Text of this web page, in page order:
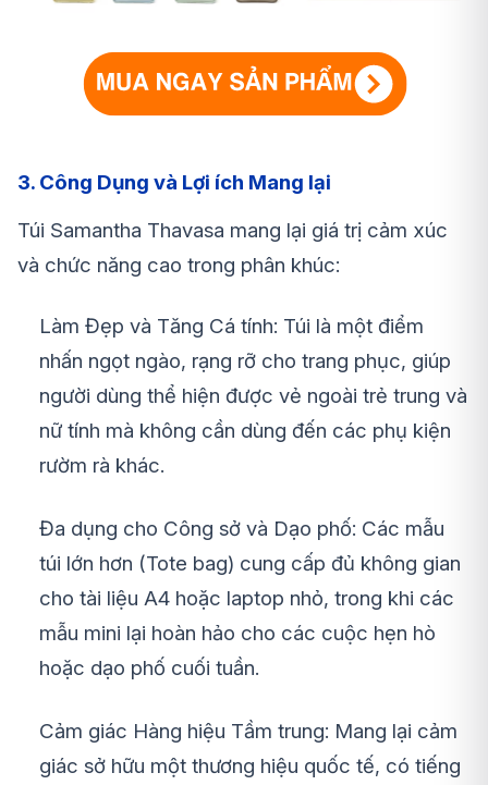
3. Công Dụng và Lợi ích Mang lại
Túi Samantha Thavasa mang lại giá trị cảm xúc
và chức năng cao trong phân khúc:
Làm Đẹp và Tăng Cá tính: Túi là một điểm
nhấn ngọt ngào, rạng rỡ cho trang phục, giúp
người dùng thể hiện được vẻ ngoài trẻ trung và
nữ tính mà không cần dùng đến các phụ kiện
rườm rà khác.
Đa dụng cho Công sở và Dạo phố: Các mẫu
túi lớn hơn (Tote bag) cung cấp đủ không gian
cho tài liệu A4 hoặc laptop nhỏ, trong khi các
mẫu mini lại hoàn hảo cho các cuộc hẹn hò
hoặc dạo phố cuối tuần.
Cảm giác Hàng hiệu Tầm trung: Mang lại cảm
giác sở hữu một thương hiệu quốc tế, có tiếng